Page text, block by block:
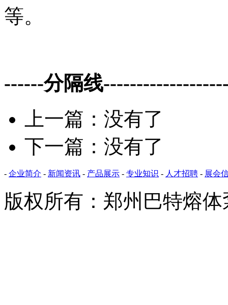
等。
------分隔线
上一篇：没有了
下一篇：没有了
- 企业简介 - 新闻资讯 - 产品展示 - 专业知识 - 人才招聘 - 展会
版权所有：郑州巴特熔